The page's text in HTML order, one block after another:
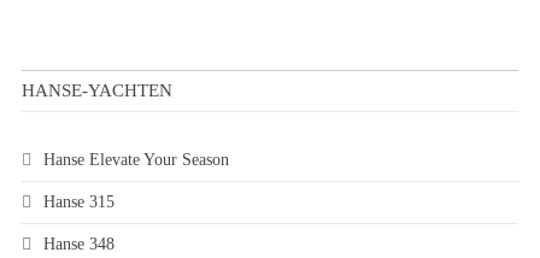
HANSE-YACHTEN
Hanse Elevate Your Season
Hanse 315
Hanse 348